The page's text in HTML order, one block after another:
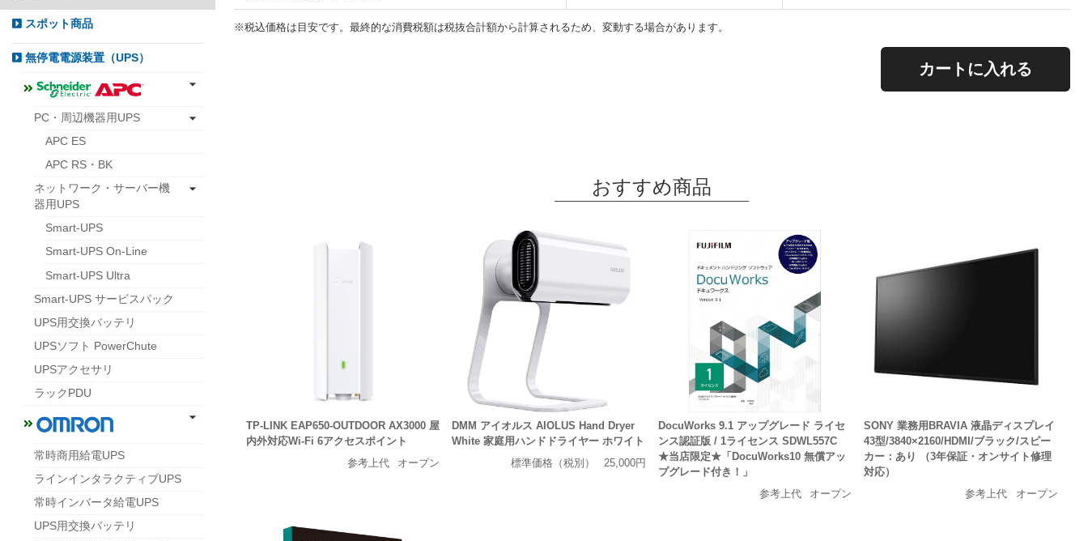
※税込価格は目安です。最終的な消費税額は税抜合計額から計算されるため、変動する場合があります。
カートに入れる
おすすめ商品
TP-LINK EAP650-OUTDOOR AX3000 屋
内外対応Wi-Fi 6アクセスポイント
参考上代
オープン
DMM アイオルス AIOLUS Hand Dryer
White 家庭用ハンドドライヤー ホワイト
標準価格（税別）
25,000円
DocuWorks 9.1 アップグレード ライセ
ンス認証版 / 1ライセンス SDWL557C
★当店限定★「DocuWorks10 無償アッ
プグレード付き！」
参考上代
オープン
SONY 業務用BRAVIA 液晶ディスプレイ
43型/3840×2160/HDMI/ブラック/スピー
カー：あり （3年保証・オンサイト修理
対応）
参考上代
オープン
スポット商品
無停電電源装置（UPS）
PC・周辺機器用UPS
APC ES
APC RS・BK
ネットワーク・サーバー機
器用UPS
Smart-UPS
Smart-UPS On-Line
Smart-UPS Ultra
Smart-UPS サービスパック
UPS用交換バッテリ
UPSソフト PowerChute
UPSアクセサリ
ラックPDU
常時商用給電UPS
ラインインタラクティブUPS
常時インバータ給電UPS
UPS用交換バッテリ